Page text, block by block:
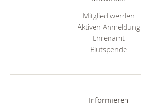
Mitglied werden
Aktiven Anmeldung
Ehrenamt
Blutspende
Informieren